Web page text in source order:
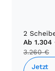
2
Ab 1.304
3.260 €
Jetzt